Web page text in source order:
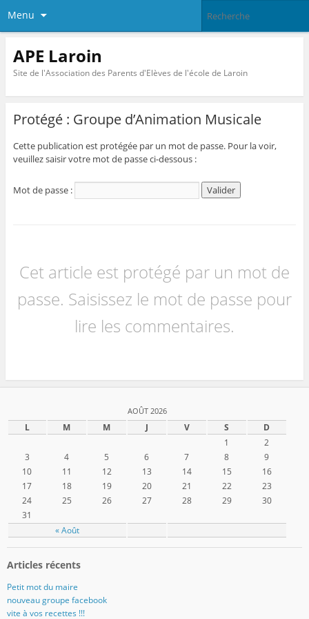
Menu
APE Laroin
Site de l'Association des Parents d'Elèves de l'école de Laroin
Protégé : Groupe d’Animation Musicale
Cette publication est protégée par un mot de passe. Pour la voir,
veuillez saisir votre mot de passe ci-dessous :
Mot de passe :
Cet article est protégé par un mot de
passe. Saisissez le mot de passe pour
lire les commentaires.
AOÛT 2026
L M M J V S D
« Août
1
2
3
4 5 6 7 8
9
10
11 12 13 14 15
16
17
18 19 20 21 22
23
24
25 26 27 28 29
30
31
Articles récents
Petit mot du maire
nouveau groupe facebook
vite à vos recettes !!!